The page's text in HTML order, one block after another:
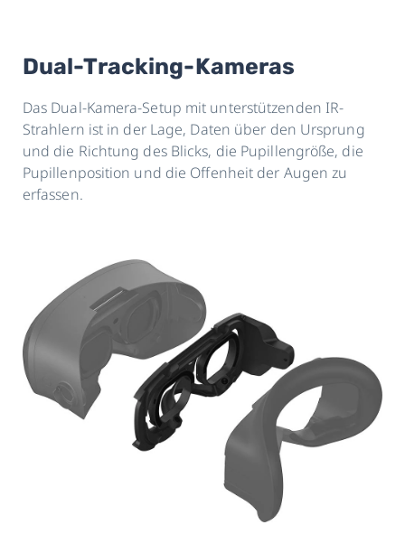
Dual-Tracking-Kameras
Das Dual-Kamera-Setup mit unterstützenden IR-
Strahlern ist in der Lage, Daten über den Ursprung
und die Richtung des Blicks, die Pupillengröße, die
Pupillenposition und die Offenheit der Augen zu
erfassen.